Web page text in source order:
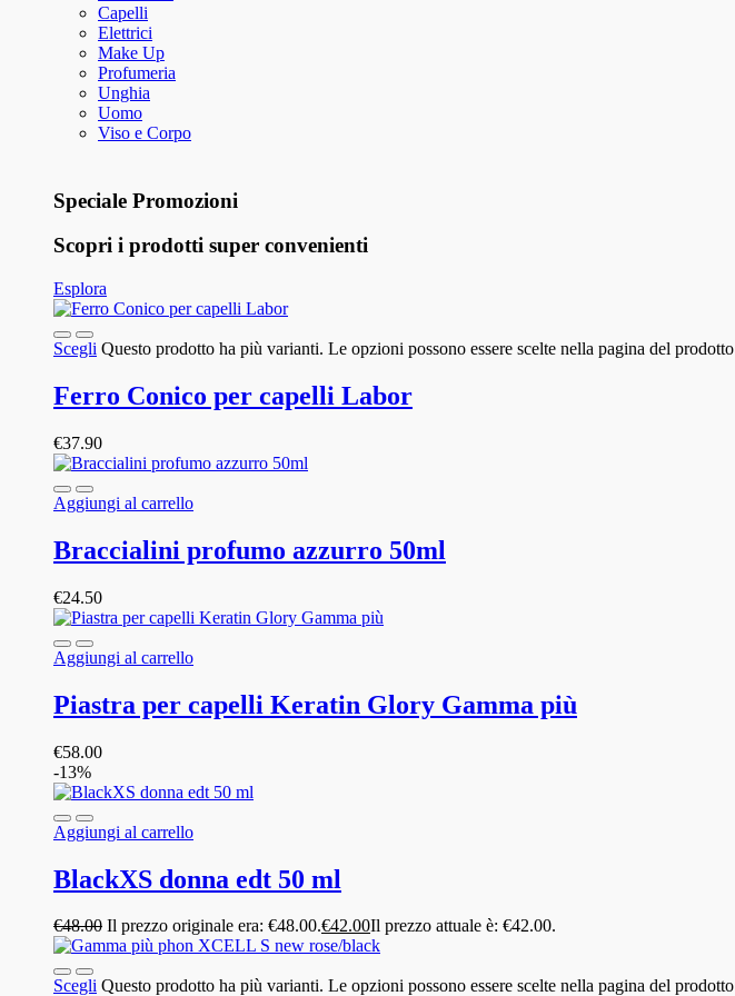
Capelli
Elettrici
Make Up
Profumeria
Unghia
Uomo
Viso e Corpo
Speciale Promozioni
Scopri i prodotti super convenienti
Esplora
Scegli Questo prodotto ha più varianti. Le opzioni possono essere scelte nella pagina del prodotto
Ferro Conico per capelli Labor
€37.90
Aggiungi al carrello
Braccialini profumo azzurro 50ml
€24.50
Aggiungi al carrello
Piastra per capelli Keratin Glory Gamma più
€58.00
-13%
Aggiungi al carrello
BlackXS donna edt 50 ml
€48.00 Il prezzo originale era: €48.00.€42.00Il prezzo attuale è: €42.00.
Scegli Questo prodotto ha più varianti. Le opzioni possono essere scelte nella pagina del prodotto